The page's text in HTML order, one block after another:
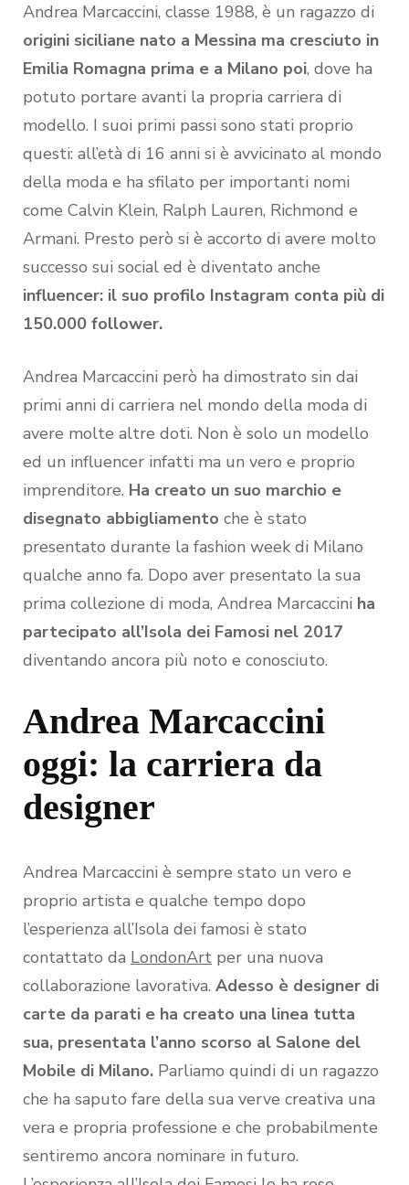
Andrea Marcaccini, classe 1988, è un ragazzo di
origini siciliane nato a Messina ma cresciuto in
Emilia Romagna prima e a Milano poi, dove ha
potuto portare avanti la propria carriera di
modello. I suoi primi passi sono stati proprio
questi: all’età di 16 anni si è avvicinato al mondo
della moda e ha sfilato per importanti nomi
come Calvin Klein, Ralph Lauren, Richmond e
Armani. Presto però si è accorto di avere molto
successo sui social ed è diventato anche
influencer: il suo profilo Instagram conta più di
150.000 follower.
Andrea Marcaccini però ha dimostrato sin dai
primi anni di carriera nel mondo della moda di
avere molte altre doti. Non è solo un modello
ed un influencer infatti ma un vero e proprio
imprenditore. Ha creato un suo marchio e
disegnato abbigliamento che è stato
presentato durante la fashion week di Milano
qualche anno fa. Dopo aver presentato la sua
prima collezione di moda, Andrea Marcaccini ha
partecipato all’Isola dei Famosi nel 2017
diventando ancora più noto e conosciuto.
Andrea Marcaccini
oggi: la carriera da
designer
Andrea Marcaccini è sempre stato un vero e
proprio artista e qualche tempo dopo
l’esperienza all’Isola dei famosi è stato
contattato da LondonArt per una nuova
collaborazione lavorativa. Adesso è designer di
carte da parati e ha creato una linea tutta
sua, presentata l’anno scorso al Salone del
Mobile di Milano. Parliamo quindi di un ragazzo
che ha saputo fare della sua verve creativa una
vera e propria professione e che probabilmente
sentiremo ancora nominare in futuro.